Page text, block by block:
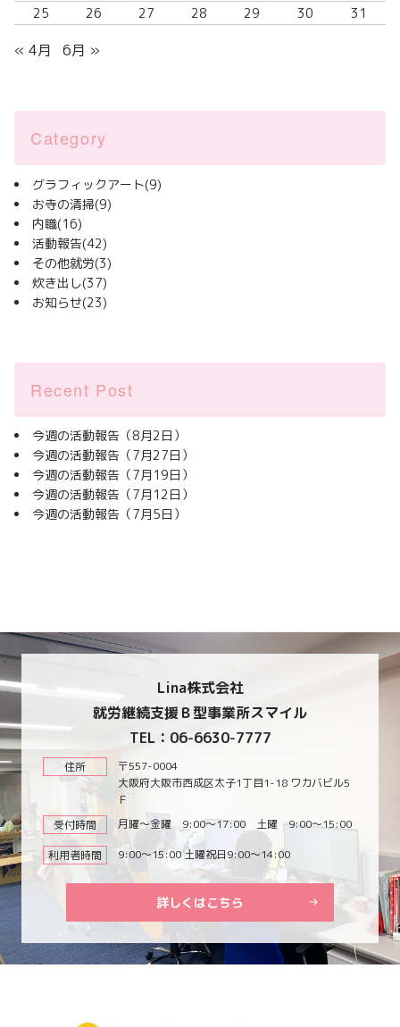
25
26 27 28 29 30 31
« 4月 6月 »
Category
グラフィックアート(9)
お寺の清掃(9)
内職(16)
活動報告(42)
その他就労(3)
炊き出し(37)
お知らせ(23)
Recent Post
今週の活動報告（8月2日）
今週の活動報告（7月27日）
今週の活動報告（7月19日）
今週の活動報告（7月12日）
今週の活動報告（7月5日）
Lina株式会社
就労継続支援Ｂ型事業所スマイル
TEL：06-6630-7777
住所
〒557-0004
大阪府大阪市西成区太子1丁目1-18 ワカバビル5
Ｆ
受付時間
月曜～金曜 9:00～17:00 土曜 9:00～15:00
利用者時間 9:00～15:00 土曜祝日9:00～14:00
詳しくはこちら